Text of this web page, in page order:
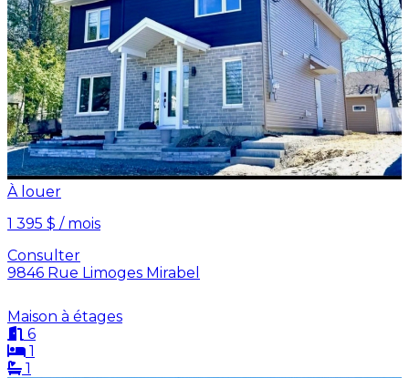
À louer
1 395 $ / mois
Consulter
9846 Rue Limoges Mirabel
Maison à étages
6
1
1